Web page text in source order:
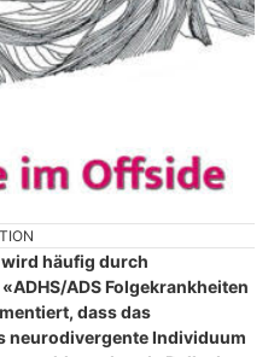
wird häufig durch
ADS Folgekrankheiten
dass das
neurodivergente Individuum